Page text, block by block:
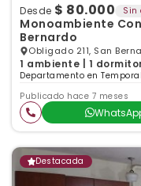
Desde $ 80.000 Sin
Monoambiente
Bernardo
Obligado 211, San
1 ambiente | 1
Departamento en
Publicado hace 7 meses
Destacada